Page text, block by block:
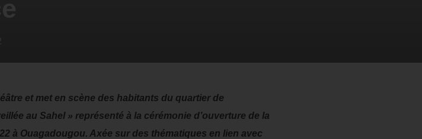
et met en scène des habitants du quartier de
au Sahel » représenté à la cérémonie d’ouverture de la
à Ouagadougou. Axée sur des thématiques en lien avec